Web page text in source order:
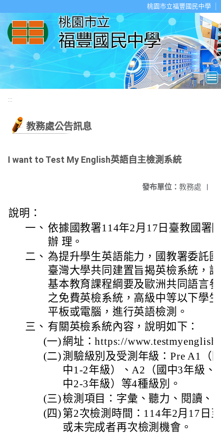
桃園市立福豐國民中學
:::
教務處公告訊息
I want to Test My English英語自主檢測系統
發布單位： 教務處 |
說明：
一、 依據國教署114年2月17日臺教國署
辦 理。
二、 為提升學生英語能力，國教署委託
臺灣大學共同建置旨揭英檢系統，
基本教育課程綱要及歐洲共同語言
之免費英檢系統，高級中等以下學
平板或電腦，進行英語檢測。
三、 有關英檢系統內容，說明如下：
(一) 網址：https://
(二) 測驗級別及受測年級：Pre A1（
中1-2年級）、A2（國中3年級、
中2-3年級）等4種級別。
(三) 檢測項目：字彙、聽力、閱讀、
(四) 第2次檢測時間：114年2月17日
或未完成者再次檢測機會。